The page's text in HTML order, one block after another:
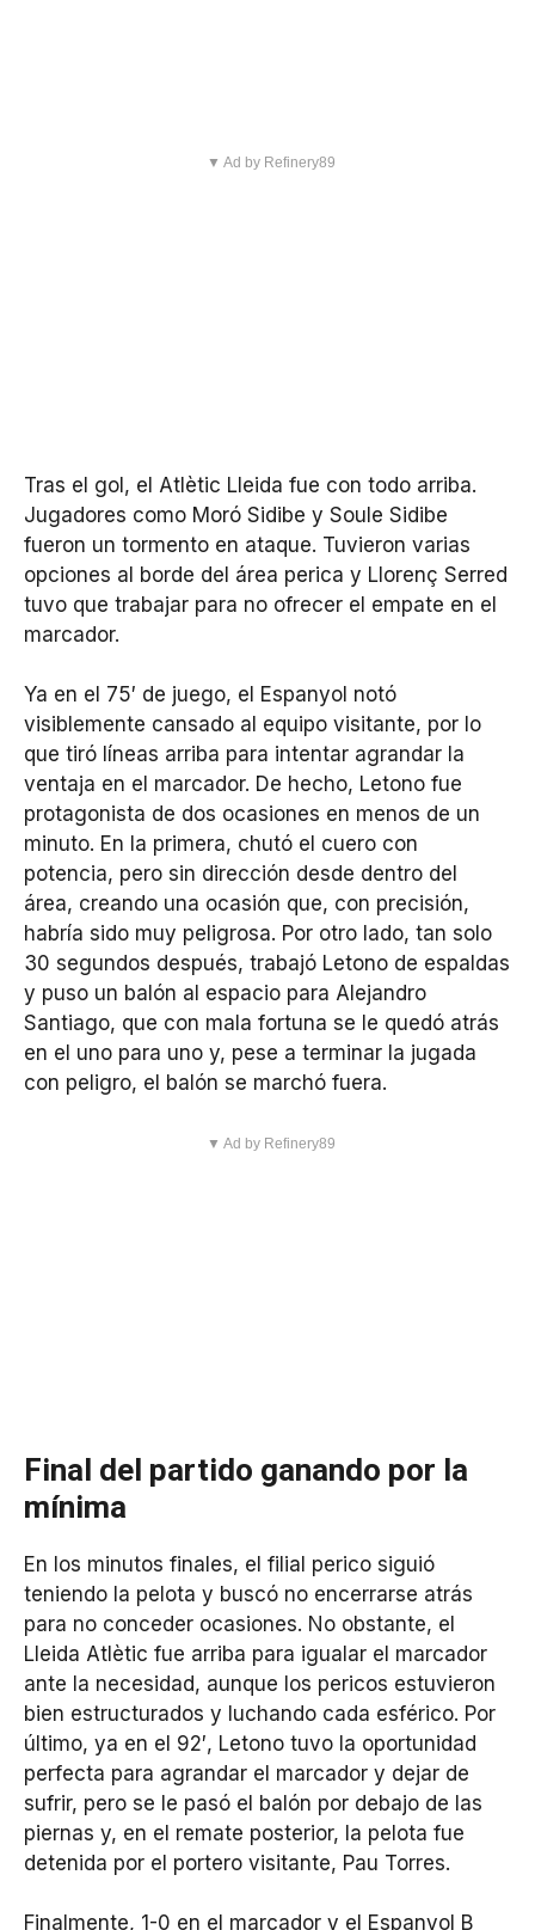
▼ Ad by Refinery89
Tras el gol, el Atlètic Lleida fue con todo arriba.
Jugadores como Moró Sidibe y Soule Sidibe
fueron un tormento en ataque. Tuvieron varias
opciones al borde del área perica y Llorenç Serred
tuvo que trabajar para no ofrecer el empate en el
marcador.
Ya en el 75′ de juego, el Espanyol notó
visiblemente cansado al equipo visitante, por lo
que tiró líneas arriba para intentar agrandar la
ventaja en el marcador. De hecho, Letono fue
protagonista de dos ocasiones en menos de un
minuto. En la primera, chutó el cuero con
potencia, pero sin dirección desde dentro del
área, creando una ocasión que, con precisión,
habría sido muy peligrosa. Por otro lado, tan solo
30 segundos después, trabajó Letono de espaldas
y puso un balón al espacio para Alejandro
Santiago, que con mala fortuna se le quedó atrás
en el uno para uno y, pese a terminar la jugada
con peligro, el balón se marchó fuera.
▼ Ad by Refinery89
Final del partido ganando por la
mínima
En los minutos finales, el filial perico siguió
teniendo la pelota y buscó no encerrarse atrás
para no conceder ocasiones. No obstante, el
Lleida Atlètic fue arriba para igualar el marcador
ante la necesidad, aunque los pericos estuvieron
bien estructurados y luchando cada esférico. Por
último, ya en el 92′, Letono tuvo la oportunidad
perfecta para agrandar el marcador y dejar de
sufrir, pero se le pasó el balón por debajo de las
piernas y, en el remate posterior, la pelota fue
detenida por el portero visitante, Pau Torres.
Finalmente, 1-0 en el marcador y el Espanyol B